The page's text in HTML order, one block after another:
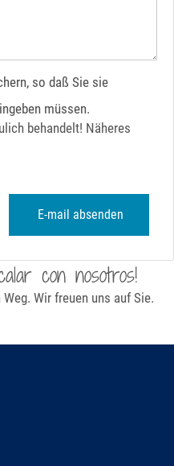
so daß Sie sie
müssen.
behandelt! Näheres
con nosotros!
Wir freuen uns auf Sie.